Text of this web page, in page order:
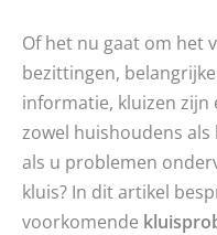
Of het nu gaat om het
bezittingen,
informatie, kluizen zijn
zowel huishoudens
als u problemen
kluis? In dit artikel
voorkomende